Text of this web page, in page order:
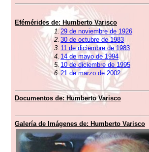
Efémérides de: Humberto Varisco
1. 29 de noviembre de 1926
2. 30 de octubre de 1983
3. 11 de diciembre de 1983
4. 14 de mayo de 1994
5. 10 de diciembre de 1995
6. 21 de marzo de 2002
Documentos de: Humberto Varisco
Galería de Imágenes de: Humberto Varisco